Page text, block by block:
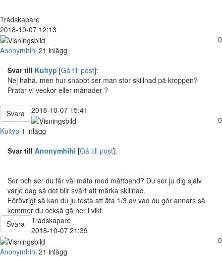
Trådskapare
2018-10-07 12:13
0
Anonymhihi 21 inlägg
Svar till Kultyp [Gå till post]:
Nej haha, men hur snabbt ser man stor skillnad på kroppen?
Pratar vi veckor eller månader ?
Svara
2018-10-07 15:41
0
Kultyp 1 inlägg
Svar till Anonymhihi [Gå till post]:
Ser och ser du får väl mäta med måttband? Du ser ju dig själv
varje dag så det blir svårt att märka skillnad.
Förövrigt så kan du ju testa att äta 1/3 av vad du gör annars så
kommer du också gå ner i vikt.
Svara
Trådskapare
2018-10-07 21:39
0
Anonymhihi 21 inlägg